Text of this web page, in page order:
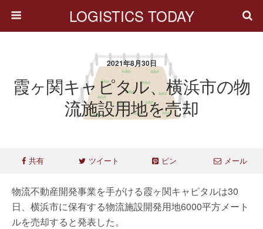
LOGISTICS TODAY
2021年8月30日
霞ヶ関キャピタル、横浜市の物
流施設用地を売却
共有 ツイート ピン メール
物流不動産開発事業を手がける霞ヶ関キャピタルは30
日、横浜市に保有する物流施設開発用地6000平方メート
ルを売却すると発表した。